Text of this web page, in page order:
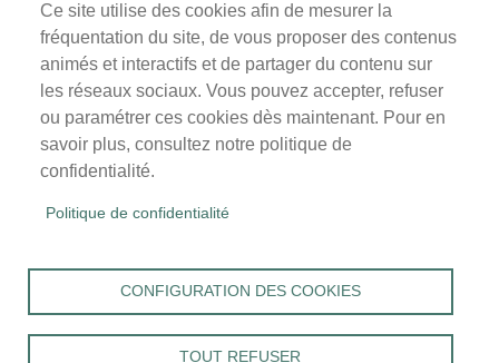
Ce site utilise des cookies afin de mesurer la
fréquentation du site, de vous proposer des contenus
animés et interactifs et de partager du contenu sur
les réseaux sociaux. Vous pouvez accepter, refuser
ou paramétrer ces cookies dès maintenant. Pour en
savoir plus, consultez notre politique de
confidentialité.
Politique de confidentialité
CONFIGURATION DES COOKIES
TOUT REFUSER
Mairie de Survilliers
3 rue de la Liberté
95470 Survilliers
Tél. 01 34 68 26 00
mercredi, samedi : 9h-12h
Menu
de
Accueil
Mentions légales
Accessibilité : Non conforme